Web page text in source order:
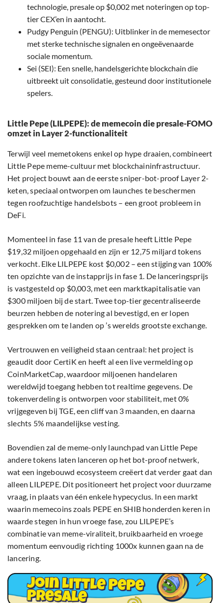
technologie, presale op $0,002 met noteringen op top-
tier CEX’en in aantocht.
Pudgy Penguin (PENGU): Uitblinker in de memesector
met sterke technische signalen en ongeëvenaarde
sociale momentum.
Sei (SEI): Een snelle, handelsgerichte blockchain die
uitbreekt uit consolidatie, gesteund door institutionele
spelers.
Little Pepe (LILPEPE): de memecoin die presale-FOMO
omzet in Layer 2-functionaliteit
Terwijl veel memetokens enkel op hype draaien, combineert
Little Pepe meme-cultuur met blockchaininfrastructuur.
Het project bouwt aan de eerste sniper-bot-proof Layer 2-
keten, speciaal ontworpen om launches te beschermen
tegen roofzuchtige handelsbots – een groot probleem in
DeFi.
Momenteel in fase 11 van de presale heeft Little Pepe
$19,32 miljoen opgehaald en zijn er 12,75 miljard tokens
verkocht. Elke LILPEPE kost $0,002 – een stijging van 100%
ten opzichte van de instapprijs in fase 1. De lanceringsprijs
is vastgesteld op $0,003, met een marktkapitalisatie van
$300 miljoen bij de start. Twee top-tier gecentraliseerde
beurzen hebben de notering al bevestigd, en er lopen
gesprekken om te landen op ’s werelds grootste exchange.
Vertrouwen en veiligheid staan centraal: het project is
geaudit door CertiK en heeft al een live vermelding op
CoinMarketCap, waardoor miljoenen handelaren
wereldwijd toegang hebben tot realtime gegevens. De
tokenverdeling is ontworpen voor stabiliteit, met 0%
vrijgegeven bij TGE, een cliff van 3 maanden, en daarna
slechts 5% maandelijkse vesting.
Bovendien zal de meme-only launchpad van Little Pepe
andere tokens laten lanceren op het bot-proof netwerk,
wat een ingebouwd ecosysteem creëert dat verder gaat dan
alleen LILPEPE. Dit positioneert het project voor duurzame
vraag, in plaats van één enkele hypecyclus. In een markt
waarin memecoins zoals PEPE en SHIB honderden keren in
waarde stegen in hun vroege fase, zou LILPEPE’s
combinatie van meme-viraliteit, bruikbaarheid en vroege
momentum eenvoudig richting 1000x kunnen gaan na de
lancering.